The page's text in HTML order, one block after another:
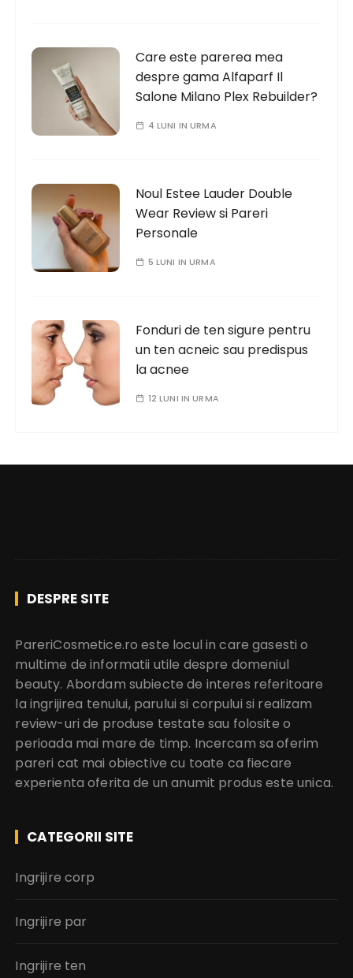
Care este parerea mea
despre gama Alfaparf Il
Salone Milano Plex Rebuilder?
4 LUNI IN URMA
Noul Estee Lauder Double
Wear Review si Pareri
Personale
5 LUNI IN URMA
Fonduri de ten sigure pentru
un ten acneic sau predispus
la acnee
12 LUNI IN URMA
DESPRE SITE
PareriCosmetice.ro este locul in care gasesti o
multime de informatii utile despre domeniul
beauty. Abordam subiecte de interes referitoare
la ingrijirea tenului, parului si corpului si realizam
review-uri de produse testate sau folosite o
perioada mai mare de timp. Incercam sa oferim
pareri cat mai obiective cu toate ca fiecare
experienta oferita de un anumit produs este unica.
CATEGORII SITE
Ingrijire corp
Ingrijire par
Ingrijire ten